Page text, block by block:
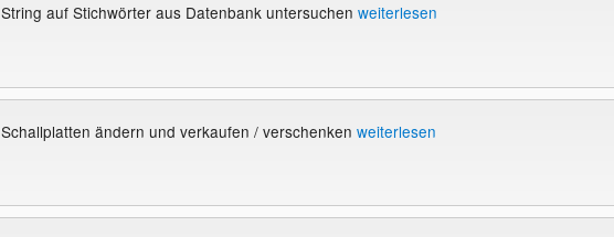
String auf Stichwörter aus Datenbank untersuchen weiterlesen
Schallplatten ändern und verkaufen / verschenken weiterlesen